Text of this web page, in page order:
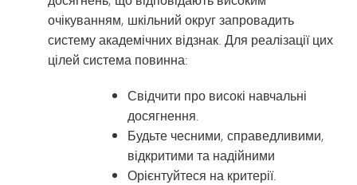
очікуванням, шкільний округ запровадить
систему академічних відзнак. Для реалізації цих
цілей система повинна:
Свідчити про високі навчальні
досягнення.
Будьте чесними, справедливими,
відкритими та надійними
Орієнтуйтеся на критерії.